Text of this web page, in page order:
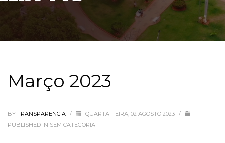
Março 2023
BY TRANSPARENCIA / QUARTA-FEIRA, 02 AGOSTO 2023 /
PUBLISHED IN SEM CATEGORIA